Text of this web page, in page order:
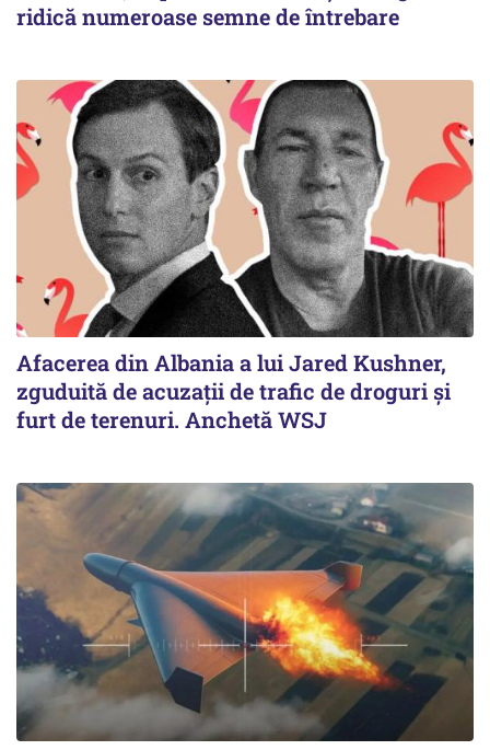
ridică numeroase semne de întrebare
Afacerea din Albania a lui Jared Kushner,
zguduită de acuzații de trafic de droguri și
furt de terenuri. Anchetă WSJ